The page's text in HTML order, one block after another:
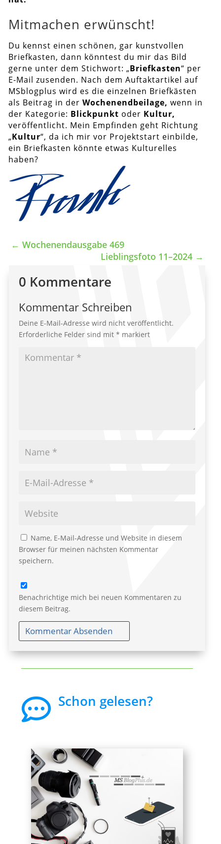
Mitmachen erwünscht!
Du kennst einen schönen, gar kunstvollen
Briefkasten, dann könntest du mir das Bild
gerne unter dem Stichwort: „Briefkasten“ per
E-Mail zusenden. Nach dem Auftaktartikel auf
MSblogplus wird es die einzelnen Briefkästen
als Beitrag in der Wochenendbeilage, wenn in
der Kategorie: Blickpunkt oder Kultur,
veröffentlicht. Mein Empfinden geht Richtung
„Kultur“, da ich mir vor Projektstart einbilde,
ein Briefkasten könnte etwas Kulturelles
haben?
← Wochenendausgabe 469
Lieblingsfoto 11–2024→
0 Kommentare
Kommentar Schreiben
Deine E-Mail-Adresse wird nicht veröffentlicht.
Erforderliche Felder sind mit* markiert
Name, E-Mail-Adresse und Website in diesem
Browser für meinen nächsten Kommentar
speichern.
Benachrichtige mich bei neuen Kommentaren zu
diesem Beitrag.
Kommentar Absenden
 Schon gelesen?